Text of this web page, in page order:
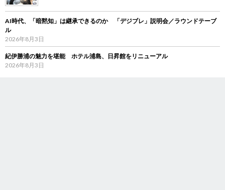
AI時代、「暗黙知」は継承できるのか 「デジブレ」説明会／ラウンドテーブ
ル
2026年8月3日
紀伊勝浦の魅力を堪能 ホテル浦島、日昇館をリニューアル
2026年8月3日